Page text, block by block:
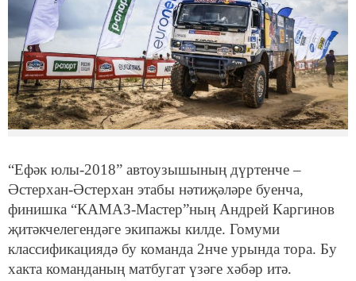
“Ефәк юлы-2018” автоузышының дүртенче –
Әстерхан-Әстерхан этабы нәтиҗәләре буенча,
финишка “КАМАЗ-Мастер”ның Андрей Каргинов
җитәкчелегендәге экипажы килде. Гомуми
классификациядә бу команда 2нче урында тора. Бу
хакта команданың матбугат үзәге хәбәр итә.